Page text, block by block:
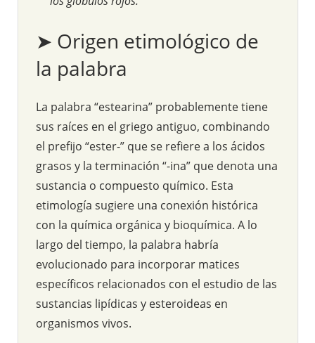
➤ Origen etimológico de
la palabra
La palabra “estearina” probablemente tiene
sus raíces en el griego antiguo, combinando
el prefijo “ester-” que se refiere a los ácidos
grasos y la terminación “-ina” que denota una
sustancia o compuesto químico. Esta
etimología sugiere una conexión histórica
con la química orgánica y bioquímica. A lo
largo del tiempo, la palabra habría
evolucionado para incorporar matices
específicos relacionados con el estudio de las
sustancias lipídicas y esteroideas en
organismos vivos.